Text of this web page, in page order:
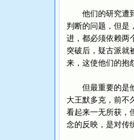
他们的研究遭到
判断的问题，但是
进，都必须依赖两
突破后，疑古派就
来，这使他们的抱
但最重要的是他
大王默多克，前不
看起来一无所获，
念的反映，是对传